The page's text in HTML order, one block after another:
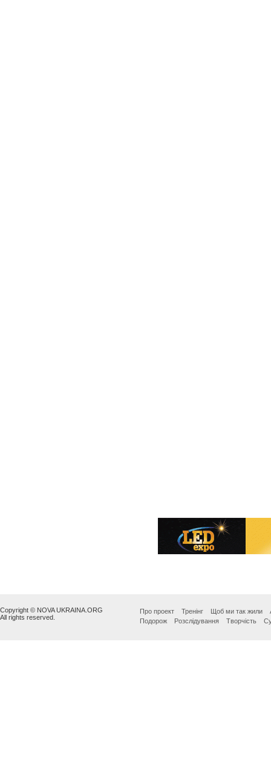
Copyright © NOVA UKRAINA.ORG
All rights reserved.
Про проект Тренінг Щоб ми так жили
Подорож
Розслідування Творчість